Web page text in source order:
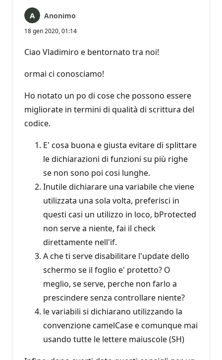
Anonimo
18 gen 2020, 01:14
Ciao Vladimiro e bentornato tra noi!
ormai ci conosciamo!
Ho notato un po di cose che possono essere
migliorate in termini di qualità di scrittura del
codice.
E' cosa buona e giusta evitare di splittare
le dichiarazioni di funzioni su più righe
se non sono poi cosi lunghe.
Inutile dichiarare una variabile che viene
utilizzata una sola volta, preferisci in
questi casi un utilizzo in loco, bProtected
non serve a niente, fai il check
direttamente nell'if.
A che ti serve disabilitare l'update dello
schermo se il foglio e' protetto? O
meglio, se serve, perche non farlo a
prescindere senza controllare niente?
le variabili si dichiarano utilizzando la
convenzione camelCase e comunque mai
usando tutte le lettere maiuscole (SH)